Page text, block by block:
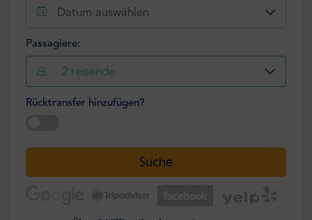
Datum auswählen
Passagiere:
2 reisende
Rücktransfer hinzufügen?
Suche